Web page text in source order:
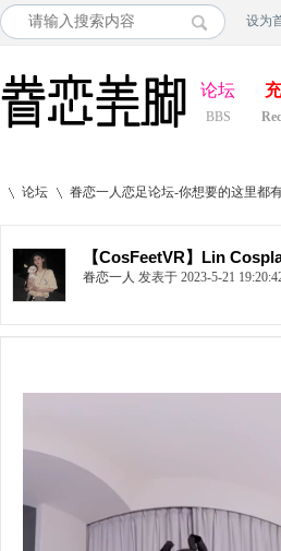
设为
论坛
BBS
论坛
›
眷恋一人恋足论坛-你想要的这里都
【CosFeetVR】Lin
眷恋一人 发表于 2023-5-21